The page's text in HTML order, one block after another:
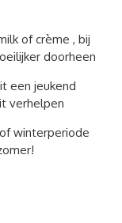
of crème , bij
doorheen
een jeukend
verhelpen
winterperiode